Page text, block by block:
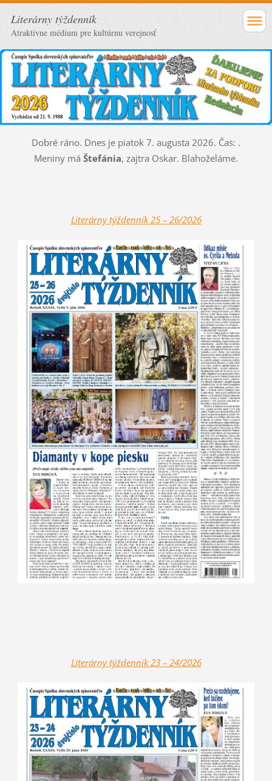
Literárny týždenník
Atraktívne médium pre kultúrnu verejnosť
Dobré ráno. Dnes je piatok 7. augusta 2026. Čas: .
Meniny má Štefánia, zajtra Oskar. Blahoželáme.
Literárny týždenník 25 – 26/2026
Literárny týždenník 23 – 24/2026